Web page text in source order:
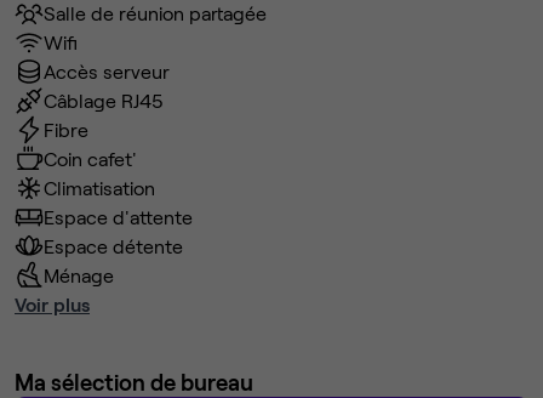
Salle de réunion partagée
Wifi
Accès serveur
Câblage RJ45
Fibre
Coin cafet'
Climatisation
Espace d'attente
Espace détente
Ménage
Voir plus
Ma sélection de bureau